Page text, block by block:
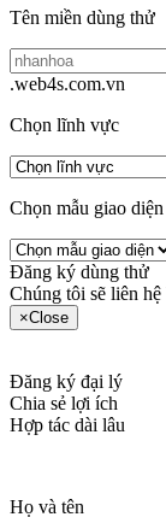
Tên miền dùng thử
.web4s.com.vn
Chọn lĩnh vực
Chọn mẫu giao diện
Đăng ký dùng thử
Chúng tôi sẽ liên
×Close
Đăng ký đại lý
Chia sẻ lợi ích
Hợp tác dài lâu
Họ và tên